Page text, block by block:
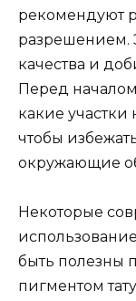
рекомендуют
разрешением.
качества и
Перед
какие
чтобы
окружающие
Некоторые
быть полезны
пигментом